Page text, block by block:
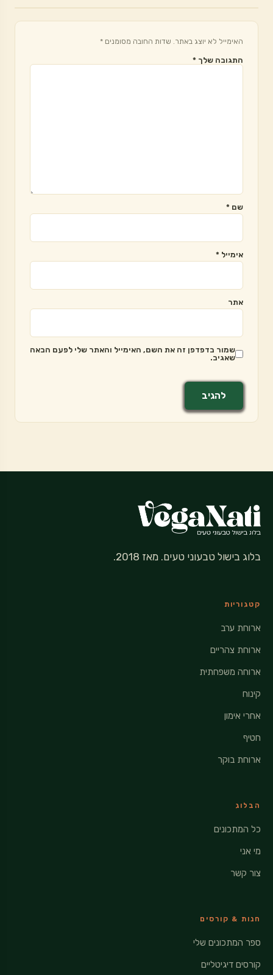
האימייל לא יוצג באתר. שדות החובה מסומנים *
התגובה שלך *
שם *
אימייל *
אתר
שמור בדפדפן זה את השם, האימייל והאתר שלי לפעם הבאה
שאגיב.
בלוג בישול טבעוני טעים. מאז 2018.
קטגוריות
ארוחת ערב
ארוחת צהריים
ארוחה משפחתית
קינוח
אחרי אימון
חטיף
ארוחת בוקר
הבלוג
כל המתכונים
מי אני
צור קשר
חנות & קורסים
ספר המתכונים שלי
קורסים דיגיטליים